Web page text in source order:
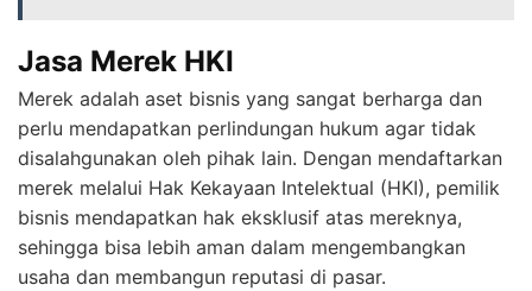
Jasa Merek HKI
Merek adalah aset bisnis yang sangat berharga dan
perlu mendapatkan perlindungan hukum agar tidak
disalahgunakan oleh pihak lain. Dengan mendaftarkan
merek melalui Hak Kekayaan Intelektual (HKI), pemilik
bisnis mendapatkan hak eksklusif atas mereknya,
sehingga bisa lebih aman dalam mengembangkan
usaha dan membangun reputasi di pasar.